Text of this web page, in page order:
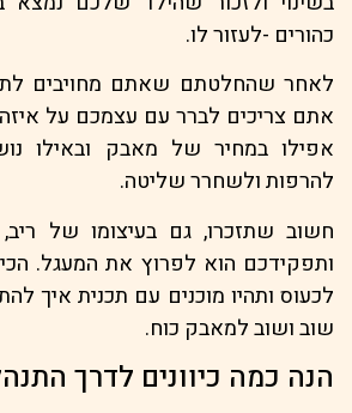
כהורים -לעזור לו.
לאחר שהחלטתם שאתם מחויבים
אתם צריכים לברר עם עצמכם על איזה
אפילו במחיר של מאבק ובאילו
להרפות ולשחרר שליטה.
חשוב שתזכרו, גם בעיצומו של ריב,
ותפקידכם הוא לפרוץ את המעגל.
לכעוס ותהיו מוכנים עם תכנית איך
שוב ושוב למאבק כוח.
הנה כמה כיוונים לדרך